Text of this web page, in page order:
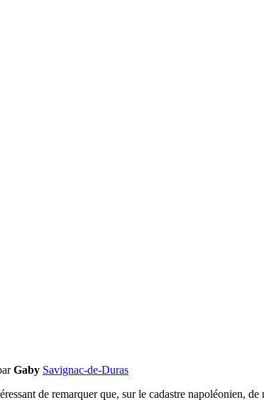
Gaby Savignac-de-Duras
de remarquer que, sur le cadastre napoléonien,